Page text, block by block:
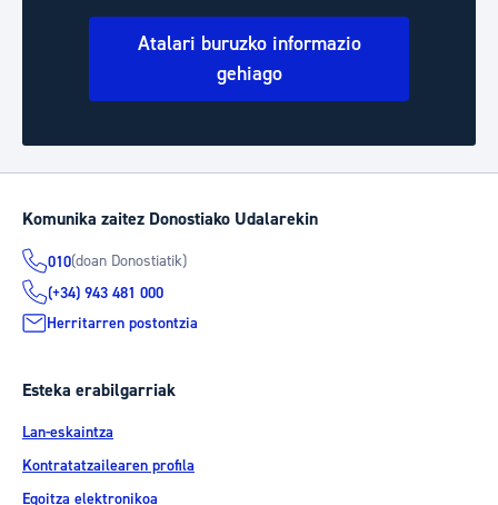
Atalari buruzko informazio
gehiago
Komunika zaitez Donostiako Udalarekin
010(doan Donostiatik)
(+34) 943 481 000
Herritarren postontzia
Esteka erabilgarriak
Lan-eskaintza
Kontratatzailearen profila
Egoitza elektronikoa